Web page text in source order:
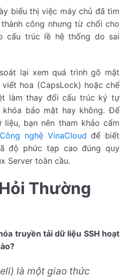
biểu thị việc máy chủ đã tìm
công nhưng từ chối cho
cấu trúc lề hệ thống do sai
lại xem quá trình gõ mật
hoa (CapsLock) hoặc chế
làm thay đổi cấu trúc ký tự
bảo mật hay không. Để
bạn nên tham khảo cẩm
nghệ VinaCloud để biết
độ phức tạp cao đúng quy
Server toàn cầu.
Thường
truyền tải dữ liệu SSH hoạt
là một giao thức